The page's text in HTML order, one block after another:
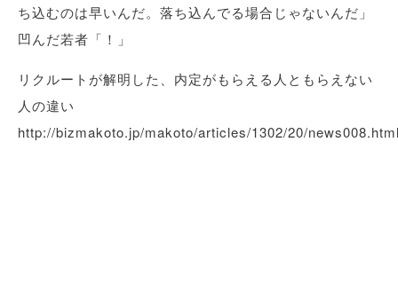
ち込むのは早いんだ。落ち込んでる場合じゃないんだ」
凹んだ若者「！」
リクルートが解明した、内定がもらえる人ともらえない
人の違い
http://bizmakoto.jp/makoto/articles/1302/20/